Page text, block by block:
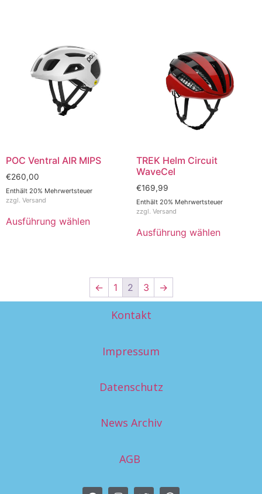
POC Ventral AIR MIPS
€260,00
Enthält 20% Mehrwertsteuer
zzgl. Versand
Ausführung wählen
TREK Helm Circuit
WaveCel
€169,99
Enthält 20% Mehrwertsteuer
zzgl. Versand
Ausführung wählen
← 1 2 3 →
Kontakt
Impressum
Datenschutz
News Archiv
AGB